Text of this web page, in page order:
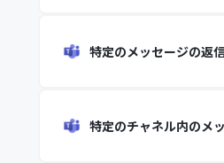
特定のメッセージの返
特定のチャネル内のメ